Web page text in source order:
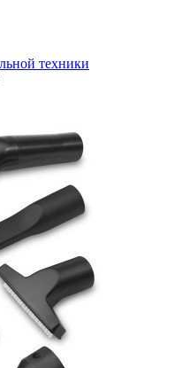
техники